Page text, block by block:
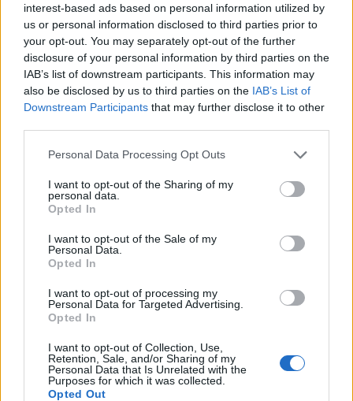
interest-based ads based on personal information utilized by
us or personal information disclosed to third parties prior to
your opt-out. You may separately opt-out of the further
disclosure of your personal information by third parties on the
IAB’s list of downstream participants. This information may
also be disclosed by us to third parties on the IAB’s List of
Downstream Participants that may further disclose it to other
Personal Data Processing Opt Outs
I want to opt-out of the Sharing of my
personal data.
Opted In
I want to opt-out of the Sale of my
Personal Data.
Opted In
I want to opt-out of processing my
Personal Data for Targeted Advertising.
Opted In
I want to opt-out of Collection, Use,
Retention, Sale, and/or Sharing of my
Personal Data that Is Unrelated with the
Purposes for which it was collected.
Opted Out
Tájékoztatása szerint az IMF és az Európai Bizottság -
amint azt a júliusi látogatásuk végén is bejelentették -
számos olyan gazdaságpolitikai lépésről tárgyalt a
hatóságokkal, amelyek segítségével fenn lehet tartani a
makrogazdasági és pénzügyi stabilitást, és amelyek
alkalmasak egy markánsabb kilábalás megalapozásához.
Ezen lépések általános irányát az IMF...
KEDVES OLVASÓNK!
A keresett cikk a portfolio.hu hírarchívumához
regisztrációhoz kötött.
Portfolio.hu teljes cikkarchívum
Kötéslisták: BÉT elmúlt 2 év napon belüli
Előfizetés